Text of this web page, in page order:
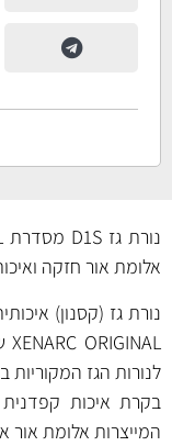
אלומת אור חזקה
לנורות הגז
בקרת איכות קפדנית
המייצרות אלומת אור